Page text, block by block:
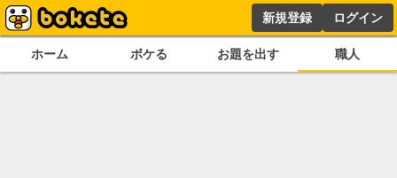
新規登録 ログイン
ホーム ボケる お題を出す 職人